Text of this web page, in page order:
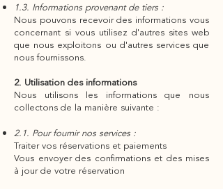
1.3. Informations provenant de tiers :
Nous pouvons recevoir des informations vous
concernant si vous utilisez d'autres sites web
que nous exploitons ou d'autres services que
nous fournissons.
2. Utilisation des informations
Nous utilisons les informations que nous
collectons de la manière suivante :
2.1. Pour fournir nos services :
Traiter vos réservations et paiements
Vous envoyer des confirmations et des mises
à jour de votre réservation